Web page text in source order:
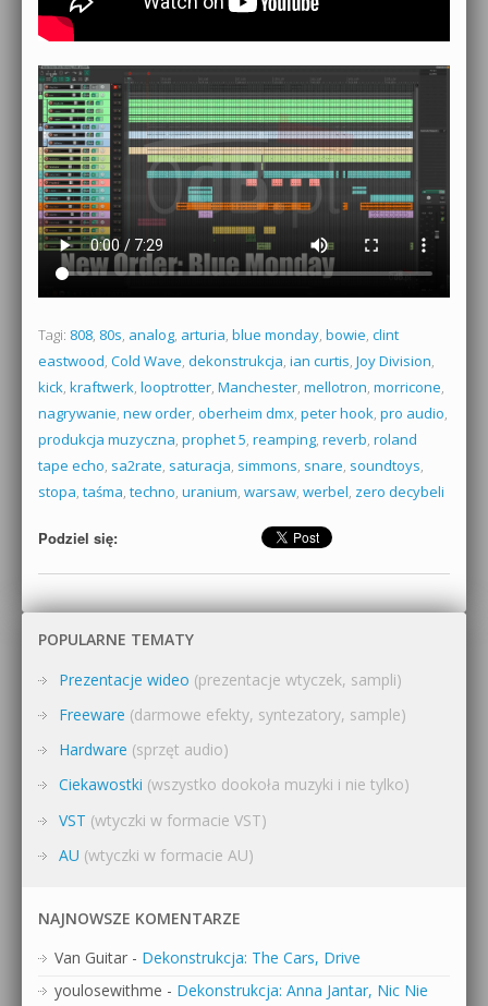
Tagi: 808, 80s, analog, arturia, blue monday, bowie, clint
eastwood, Cold Wave, dekonstrukcja, ian curtis, Joy Division,
kick, kraftwerk, looptrotter, Manchester, mellotron, morricone,
nagrywanie, new order, oberheim dmx, peter hook, pro audio,
produkcja muzyczna, prophet 5, reamping, reverb, roland
tape echo, sa2rate, saturacja, simmons, snare, soundtoys,
stopa, taśma, techno, uranium, warsaw, werbel, zero decybeli
Podziel się:
POPULARNE TEMATY
Prezentacje wideo (prezentacje wtyczek, sampli)
Freeware (darmowe efekty, syntezatory, sample)
Hardware (sprzęt audio)
Ciekawostki (wszystko dookoła muzyki i nie tylko)
VST (wtyczki w formacie VST)
AU (wtyczki w formacie AU)
NAJNOWSZE KOMENTARZE
Van Guitar - Dekonstrukcja: The Cars, Drive
youlosewithme - Dekonstrukcja: Anna Jantar, Nic Nie